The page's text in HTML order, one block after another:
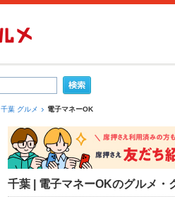
千葉 グルメ 電子マネーOK
千葉 | 電子マネーOKのグルメ・